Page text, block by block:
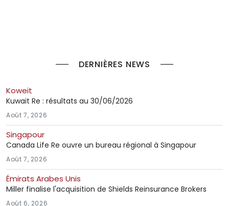
DERNIÈRES NEWS
Koweit
Kuwait Re : résultats au 30/06/2026
Août 7, 2026
Singapour
Canada Life Re ouvre un bureau régional à Singapour
Août 7, 2026
Émirats Arabes Unis
Miller finalise l'acquisition de Shields Reinsurance Brokers
Août 6, 2026